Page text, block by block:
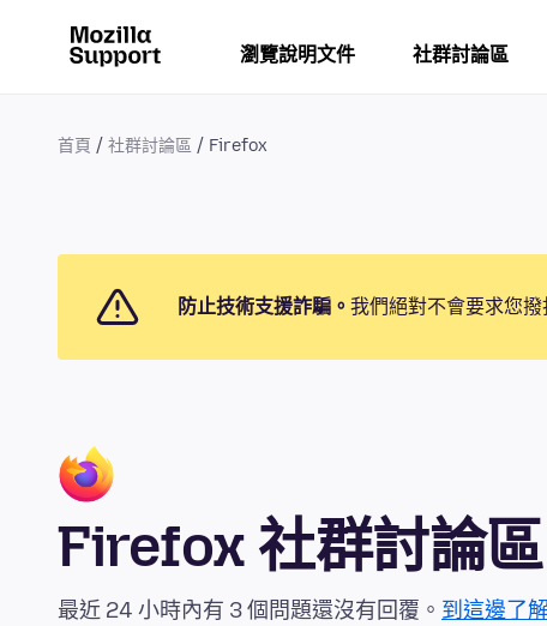
瀏覽說明文件 社群討論區
首頁 社群討論區 Firefox
防止技術支援詐騙。 我們絕對不會要求您
Firefox 社群討論區
最近 24 小時內有 3 個問題還沒有回覆。 到這邊了